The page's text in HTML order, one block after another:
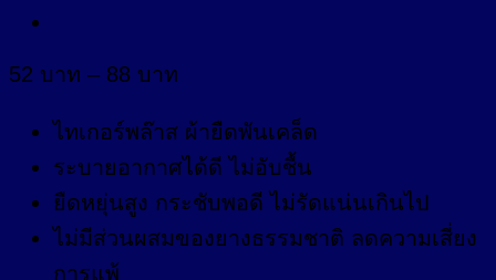
52 บาท – 88 บาท
52 บาท
through
ไทเกอร์พล๊าส ผ้ายืดพันเคล็ด
ระบายอากาศได้ดี ไม่อับชื้น
ยืดหยุ่นสูง กระชับพอดี ไม่รัดแน่นเกินไป
ไม่มีส่วนผสมของยางธรรมชาติ ลดความเสี่ยง
การแพ้